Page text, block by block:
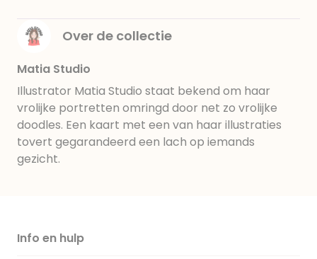
Over de collectie
Matia Studio
Illustrator Matia Studio staat bekend om haar
vrolijke portretten omringd door net zo vrolijke
doodles. Een kaart met een van haar illustraties
tovert gegarandeerd een lach op iemands
gezicht.
Info en hulp